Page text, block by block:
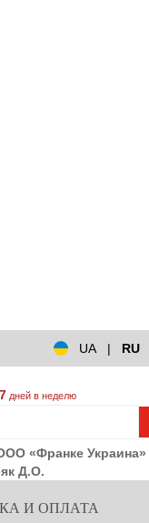
UA
| RU
7 дней в неделю
«Франке Украина»
Д.О.
И ОПЛАТА